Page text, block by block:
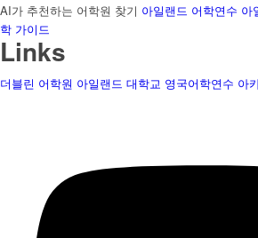
AI가 추천하는 어학원 찾기 아일랜드 어학연수 아
학 가이드
Links
더블린 어학원 아일랜드 대학교 영국어학연수 아